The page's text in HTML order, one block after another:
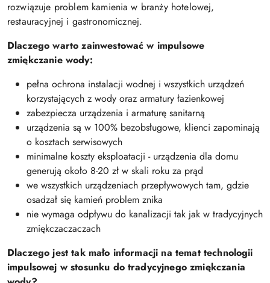
rozwiązuje problem kamienia w branży hotelowej,
restauracyjnej i gastronomicznej.
Dlaczego warto zainwestować w impulsowe
zmiękczanie wody:
pełna ochrona instalacji wodnej i wszystkich urządzeń
korzystających z wody oraz armatury łazienkowej
zabezpiecza urządzenia i armaturę sanitarną
urządzenia są w 100% bezobsługowe, klienci zapominają
o kosztach serwisowych
minimalne koszty eksploatacji - urządzenia dla domu
generują około 8-20 zł w skali roku za prąd
we wszystkich urządzeniach przepływowych tam, gdzie
osadzał się kamień problem znika
nie wymaga odpływu do kanalizacji tak jak w tradycyjnych
zmiękczaczaczach
Dlaczego jest tak mało informacji na temat technologii
impulsowej w stosunku do tradycyjnego zmiękczania